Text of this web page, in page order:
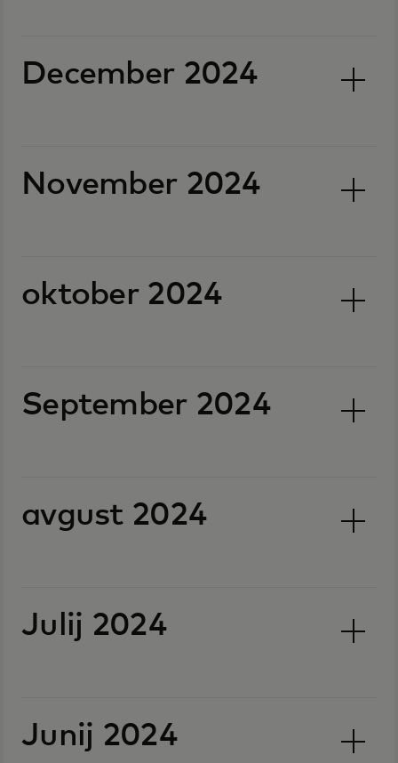
December 2024
November 2024
oktober 2024
September 2024
avgust 2024
Julij 2024
Junij 2024